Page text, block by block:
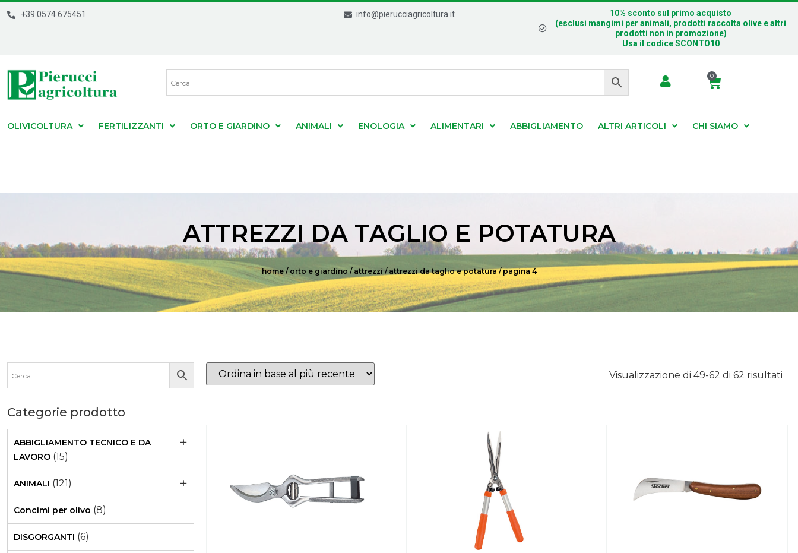
+39 0574 675451 info@pierucciagricoltura.it
10% sconto sul primo acquisto
(esclusi mangimi per animali, prodotti raccolta olive e altri
prodotti non in promozione)
Usa il codice SCONTO10
0
OLIVICOLTURA FERTILIZZANTI ORTO E GIARDINO ANIMALI ENOLOGIA ALIMENTARI ABBIGLIAMENTO ALTRI ARTICOLI CHI SIAMO
ATTREZZI DA TAGLIO E POTATURA
home/ orto e giardino / attrezzi / attrezzi da taglio e potatura/ pagina 4
Categorie prodotto
ABBIGLIAMENTO TECNICO E DA
LAVORO (15)
+
ANIMALI (121) +
Concimi per olivo (8)
DISGORGANTI (6)
Visualizzazione di 49-62 di 62 risultati